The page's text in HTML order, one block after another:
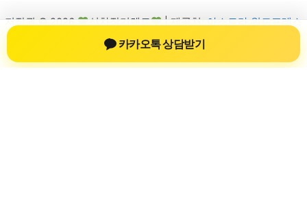
저작권 © 2026 신차장기렌트 | 제공처:
아스트라 워드프레스
테마
카카오톡 상담받기